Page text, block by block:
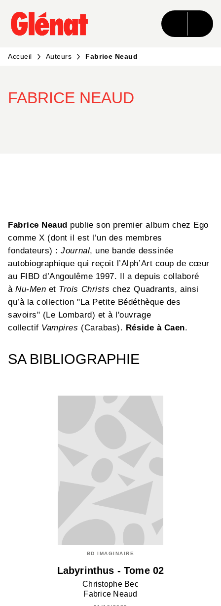
MENU RECHERCHE CONTENU
PIED DE PAGE
Accueil Auteurs Fabrice Neaud
FABRICE NEAUD
Fabrice Neaud publie son premier album chez Ego
comme X (dont il est l’un des membres
fondateurs) :Journal, une bande dessinée
autobiographique qui reçoit l’Alph’Art coup de cœur
au FIBD d’Angoulême 1997. Il a depuis collaboré
àNu-Men et Trois Christs chez Quadrants, ainsi
qu’à la collection "La Petite Bédéthèque des
savoirs" (Le Lombard) et à l'ouvrage
collectif Vampires (Carabas). Réside à Caen.
SA BIBLIOGRAPHIE
BD IMAGINAIRE
Labyrinthus - Tome 02
Christophe Bec
Fabrice Neaud